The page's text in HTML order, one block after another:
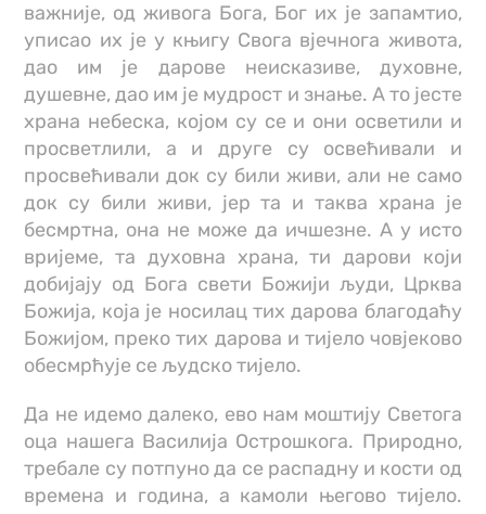
важније, од живога Бога, Бог их је запамтио,
уписао их је у књигу Свога вјечнога живота,
дао им је дарове неисказиве, духовне,
душевне, дао им је мудрост и знање. А то јесте
храна небеска, којом су се и они осветили и
просветлили, а и друге су освећивали и
просвећивали док су били живи, али не само
док су били живи, јер та и таква храна је
бесмртна, она не може да ичшезне. А у исто
вријеме, та духовна храна, ти дарови који
добијају од Бога свети Божији људи, Црква
Божија, која је носилац тих дарова благодаћу
Божијом, преко тих дарова и тијело човјеково
обесмрћује се људско тијело.
Да не идемо далеко, ево нам моштију Светога
оца нашега Василија Острошкога. Природно,
требале су потпуно да се распадну и кости од
времена и година, а камоли његово тијело.